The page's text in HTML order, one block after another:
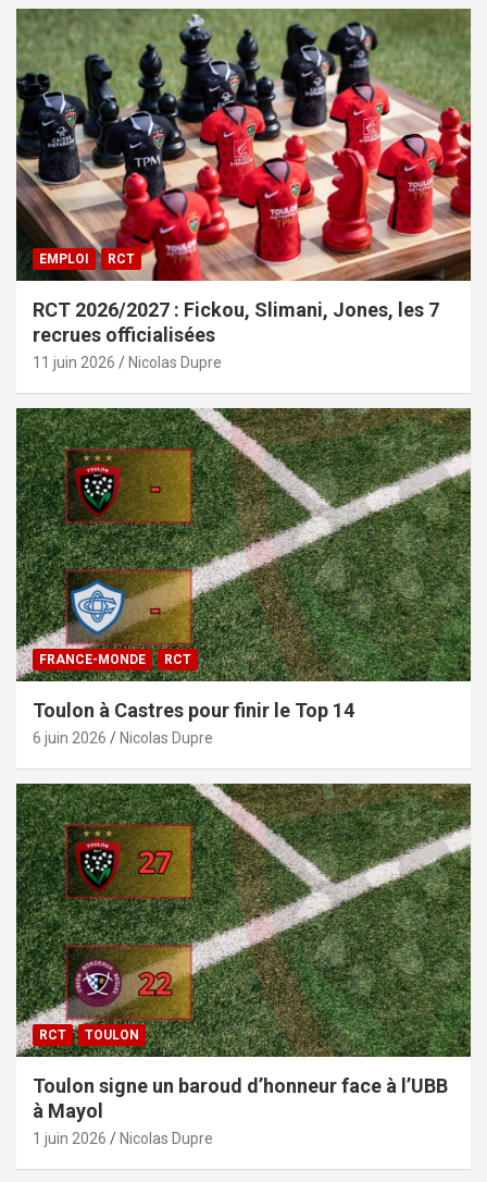
EMPLOI RCT
RCT 2026/2027 : Fickou, Slimani, Jones, les 7
recrues officialisées
11 juin 2026 Nicolas Dupre
FRANCE-MONDE RCT
Toulon à Castres pour finir le Top 14
6 juin 2026 Nicolas Dupre
RCT TOULON
Toulon signe un baroud d’honneur face à l’UBB
à Mayol
1 juin 2026 Nicolas Dupre